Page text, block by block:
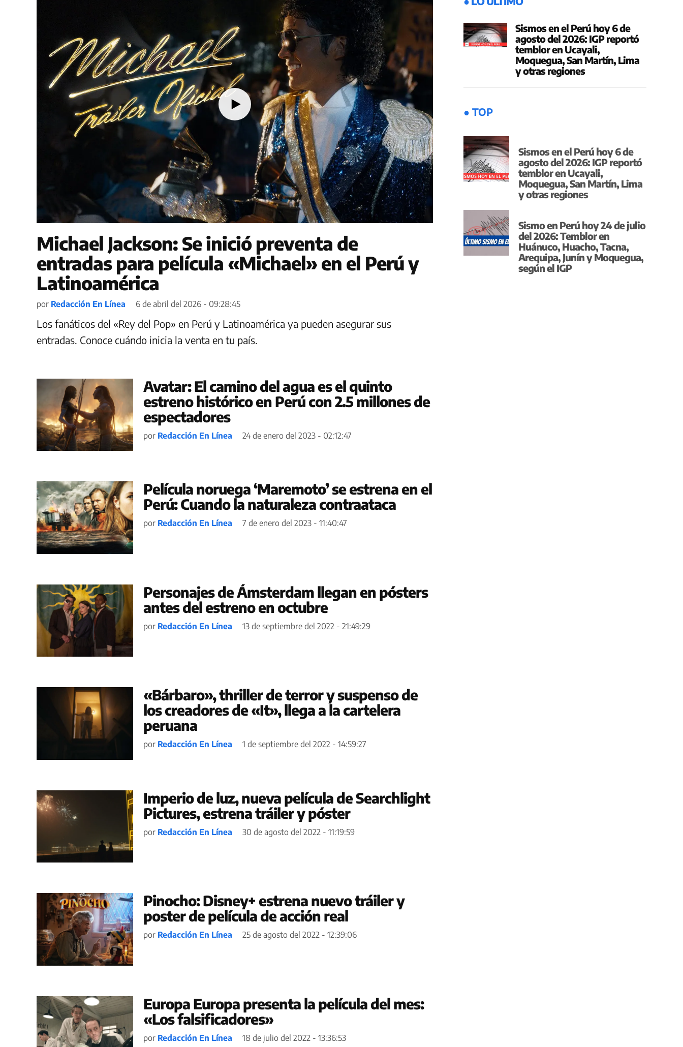
Michael Jackson: Se inició preventa de
entradas para película «Michael» en el Perú y
Latinoamérica
por Redacción En Línea 6 de abril del 2026 - 09:28:45
Los fanáticos del «Rey del Pop» en Perú y Latinoamérica ya pueden asegurar sus
entradas. Conoce cuándo inicia la venta en tu país.
Avatar: El camino del agua es el quinto
estreno histórico en Perú con 2.5 millones de
espectadores
por Redacción En Línea 24 de enero del 2023 - 02:12:47
Película noruega ‘Maremoto’ se estrena en el
Perú: Cuando la naturaleza contraataca
por Redacción En Línea 7 de enero del 2023 - 11:40:47
Personajes de Ámsterdam llegan en pósters
antes del estreno en octubre
por Redacción En Línea 13 de septiembre del 2022 - 21:49:29
«Bárbaro», thriller de terror y suspenso de
los creadores de «It», llega a la cartelera
peruana
por Redacción En Línea 1 de septiembre del 2022 - 14:59:27
Imperio de luz, nueva película de Searchlight
Pictures, estrena tráiler y póster
por Redacción En Línea 30 de agosto del 2022 - 11:19:59
Pinocho: Disney+ estrena nuevo tráiler y
poster de película de acción real
por Redacción En Línea 25 de agosto del 2022 - 12:39:06
Europa Europa presenta la película del mes:
«Los falsificadores»
por Redacción En Línea 18 de julio del 2022 - 13:36:53
Sismos en el Perú hoy 6 de
agosto del 2026: IGP reportó
temblor en Ucayali,
Moquegua, San Martín, Lima
y otras regiones
● TOP
Sismos en el Perú hoy 6 de
agosto del 2026: IGP reportó
temblor en Ucayali,
Moquegua, San Martín, Lima
y otras regiones
Sismo en Perú hoy 24 de julio
del 2026: Temblor en
Huánuco, Huacho, Tacna,
Arequipa, Junín y Moquegua,
según el IGP